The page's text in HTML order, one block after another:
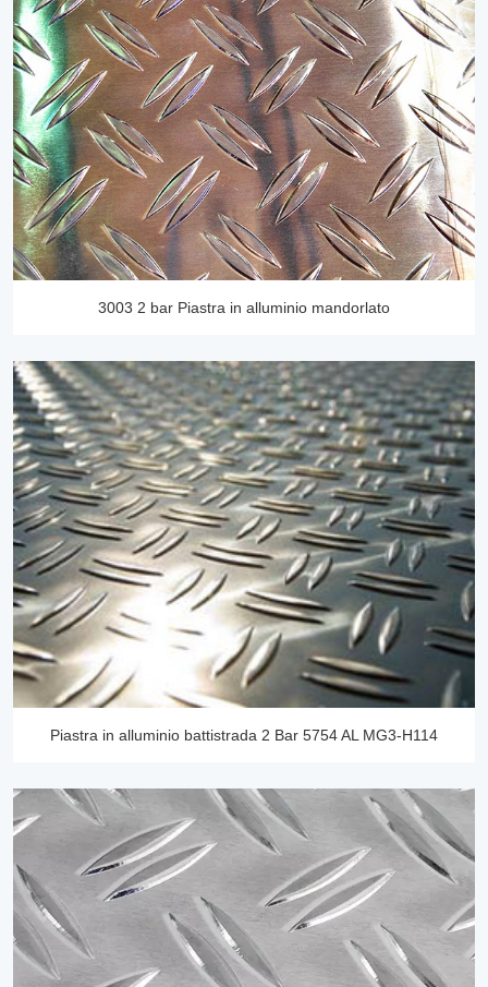
3003 2 bar Piastra in alluminio mandorlato
Piastra in alluminio battistrada 2 Bar 5754 AL MG3-H114